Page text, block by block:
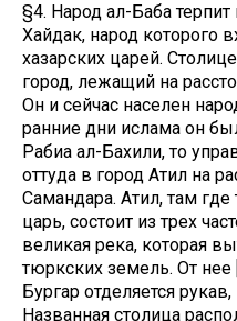
§4. Народ ал-Баба
Хайдак, народ которого
хазарских царей.
город, лежащий на
Он и сейчас населен
ранние дни ислама он
Рабиа ал-Бахили, то
оттуда в город Атил на
Самандара. Атил, там
царь, состоит из трех
великая река, которая
тюркских земель. От нее
Бургар отделяется
Названная столица